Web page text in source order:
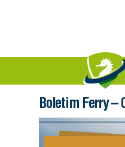
Boletim Ferry –